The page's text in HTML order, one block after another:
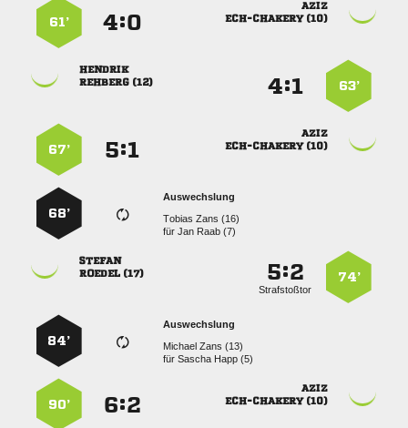

 
:
61’
63’
:

 

 
:
67’
Auswechslung
  
für  
68’
74’
:
Strafstoßtor

 
Auswechslung
  
für  
84’

 
:
90’